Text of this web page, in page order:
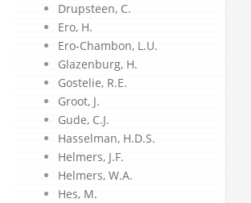
Drupsteen, C.
Ero, H.
Ero-Chambon, L.U.
Glazenburg, H.
Gostelie, R.E.
Groot, J.
Gude, C.J.
Hasselman, H.D.S.
Helmers, J.F.
Helmers, W.A.
Hes, M.